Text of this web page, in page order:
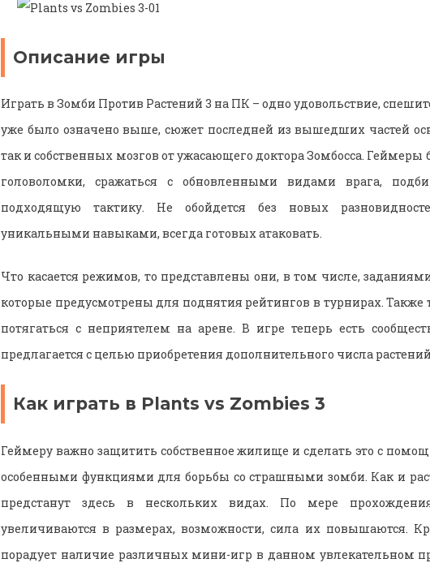
Описание игры
Играть в Зомби Против Растений 3 на ПК – одно удовольствие,
уже было означено выше, сюжет последней из вышедших частей
так и собственных мозгов от ужасающего доктора Зомбосса.
головоломки, сражаться с обновленными видами врага,
подходящую тактику. Не обойдется без новых
уникальными навыками, всегда готовых атаковать.
Что касается режимов, то представлены они, в том числе,
которые предусмотрены для поднятия рейтингов в турнирах. Также
потягаться с неприятелем на арене. В игре теперь есть
предлагается с целью приобретения дополнительного числа
Как играть в Plants vs Zombies 3
Геймеру важно защитить собственное жилище и сделать это с
особенными функциями для борьбы со страшными зомби. Как и
предстанут здесь в нескольких видах. По мере
увеличиваются в размерах, возможности, сила их повышаются.
порадует наличие различных мини-игр в данном увлекательном